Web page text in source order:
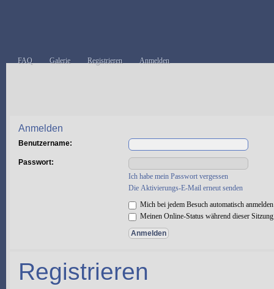
FAQ Galerie Registrieren Anmelden
Anmelden
Benutzername:
Passwort:
Ich habe mein Passwort vergessen
Die Aktivierungs-E-Mail erneut senden
Mich bei jedem Besuch automatisch anmelden
Meinen Online-Status während dieser
Registrieren